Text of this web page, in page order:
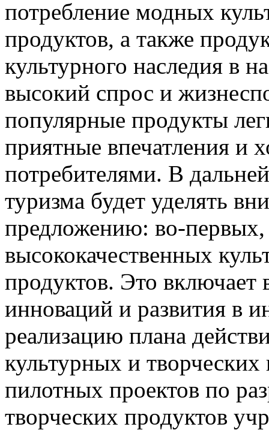
потребление модных
продуктов, а также
культурного наследия в
высокий спрос и
популярные продукты
приятные впечатления и
потребителями. В
туризма будет уделять
предложению: во-первых,
высококачественных
продуктов. Это включает
инноваций и развития в
реализацию плана
культурных и
пилотных проектов по
творческих продуктов